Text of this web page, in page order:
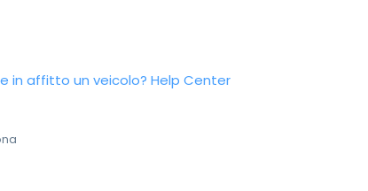
in affitto un veicolo? Help Center